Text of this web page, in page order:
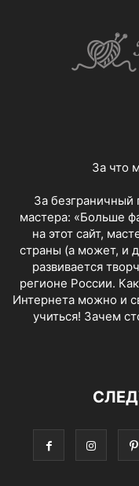
За что
За безграничный
мастера: «Больше
на этот сайт,
страны (а может, и
развивается
регионе России.
Интернета можно и
учиться! Зачем